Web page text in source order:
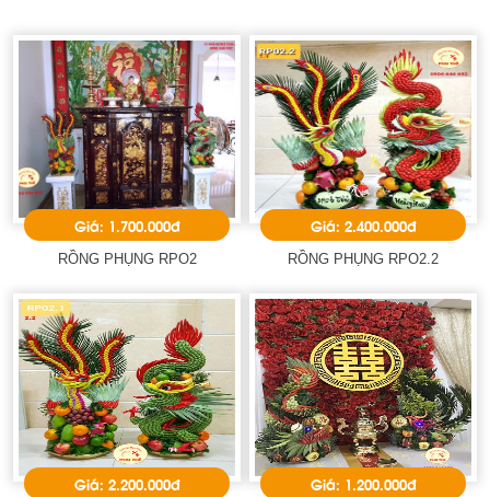
Giá: 1.700.000đ
RỒNG PHỤNG RPO2
Giá: 2.400.000đ
RỒNG PHỤNG RPO2.2
Giá: 2.200.000đ Giá: 1.200.000đ